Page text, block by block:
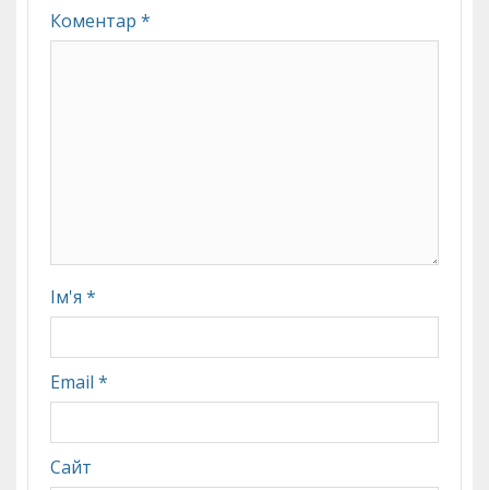
Коментар *
Ім'я *
Email *
Сайт